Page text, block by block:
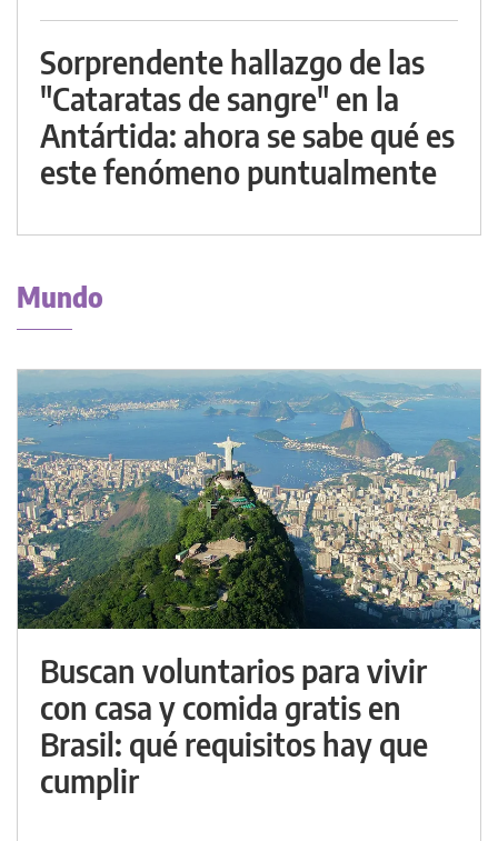
Sorprendente hallazgo de las
"Cataratas de sangre" en la
Antártida: ahora se sabe qué es
este fenómeno puntualmente
Mundo
Buscan voluntarios para vivir
con casa y comida gratis en
Brasil: qué requisitos hay que
cumplir